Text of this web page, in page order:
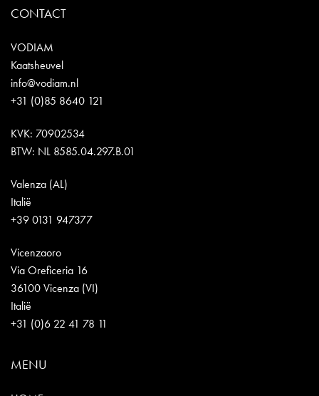
CONTACT
VODIAM
Kaatsheuvel
info@vodiam.nl
+31 (0)85 8640 121
KVK: 70902534
BTW: NL 8585.04.297.B.01
Valenza (AL)
Italië
+39 0131 947377
Vicenzaoro
Via Oreficeria 16
36100 Vicenza (VI)
Italië
+31 (0)6 22 41 78 11
MENU